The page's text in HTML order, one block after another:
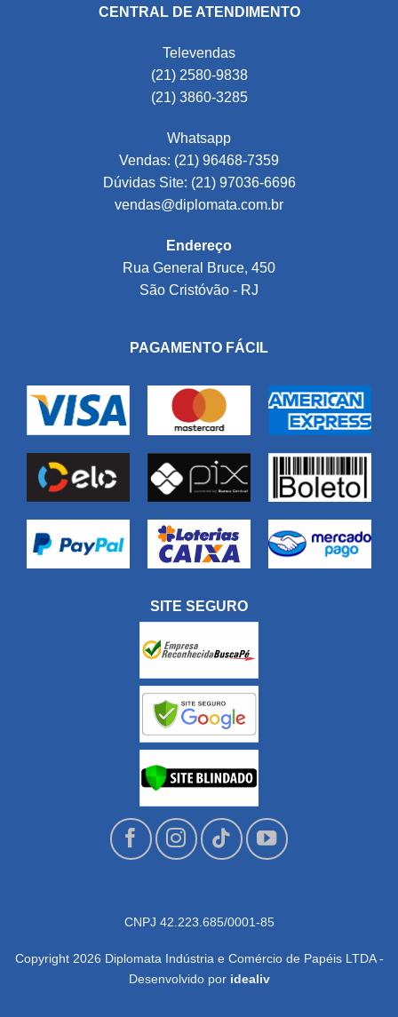
CENTRAL DE ATENDIMENTO
Televendas
(21) 2580-9838
(21) 3860-3285
Whatsapp
Vendas: (21) 96468-7359
Dúvidas Site: (21) 97036-6696
vendas@diplomata.com.br
Endereço
Rua General Bruce, 450
São Cristóvão - RJ
PAGAMENTO FÁCIL
SITE SEGURO
CNPJ 42.223.685/0001-85
Copyright 2026 Diplomata Indústria e Comércio de Papéis LTDA -
Desenvolvido por idealiv